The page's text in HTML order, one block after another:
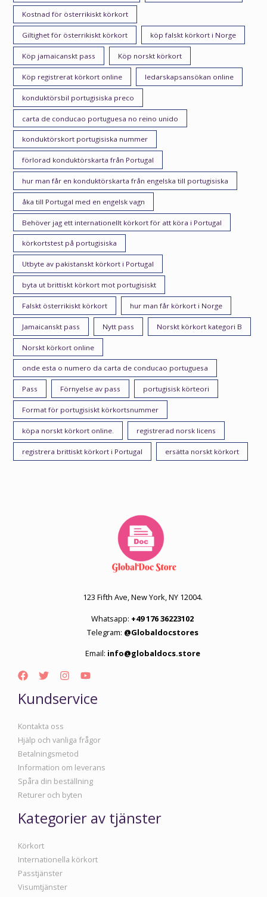
Kostnad för österrikiskt körkort
Giltighet för österrikiskt körkort köp falskt körkort i Norge
Köp jamaicanskt pass Köp norskt körkort
Köp registrerat körkort online ledarskapsansökan online
konduktörsbil portugisiska preco
carta de conducao portuguesa no reino unido
konduktörskort portugisiska nummer
förlorad konduktörskarta från Portugal
hur man får en konduktörskarta från engelska till portugisiska
åka till Portugal med en engelsk vagn
Behöver jag ett internationellt körkort för att köra i Portugal
körkortstest på portugisiska
Utbyte av pakistanskt körkort i Portugal
byta ut brittiskt körkort mot portugisiskt
Falskt österrikiskt körkort hur man får körkort i Norge
Jamaicanskt pass Nytt pass Norskt körkort kategori B
Norskt körkort online
onde esta o numero da carta de conducao portuguesa
Pass Förnyelse av pass portugisisk körteori
Format för portugisiskt körkortsnummer
köpa norskt körkort online. registrerad norsk licens
registrera brittiskt körkort i Portugal ersätta norskt körkort
123 Fifth Ave, New York, NY 12004.
Whatsapp: +49 176 36223102
Telegram: @Globaldocstores
Email: info@globaldocs.store
Kundservice
Kontakta oss
Hjälp och vanliga frågor
Betalningsmetod
Information om leverans
Spåra din beställning
Returer och byten
Kategorier av tjänster
Körkort
Internationella körkort
Passtjänster
Visumtjänster